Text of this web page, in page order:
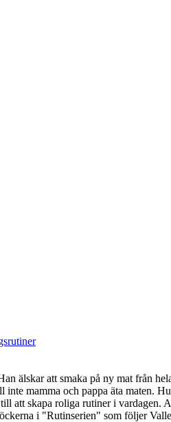
älskar att smaka på ny mat från
mamma och pappa äta maten.
att skapa roliga rutiner i vardagen.
i "Rutinserien" som följer